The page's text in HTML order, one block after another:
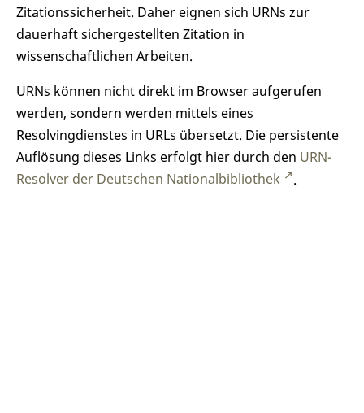
Zitationssicherheit. Daher eignen sich URNs zur
dauerhaft sichergestellten Zitation in
wissenschaftlichen Arbeiten.
URNs können nicht direkt im Browser aufgerufen
werden, sondern werden mittels eines
Resolvingdienstes in URLs übersetzt. Die persistente
Auflösung dieses Links erfolgt hier durch den URN-
Resolver der Deutschen Nationalbibliothek
.